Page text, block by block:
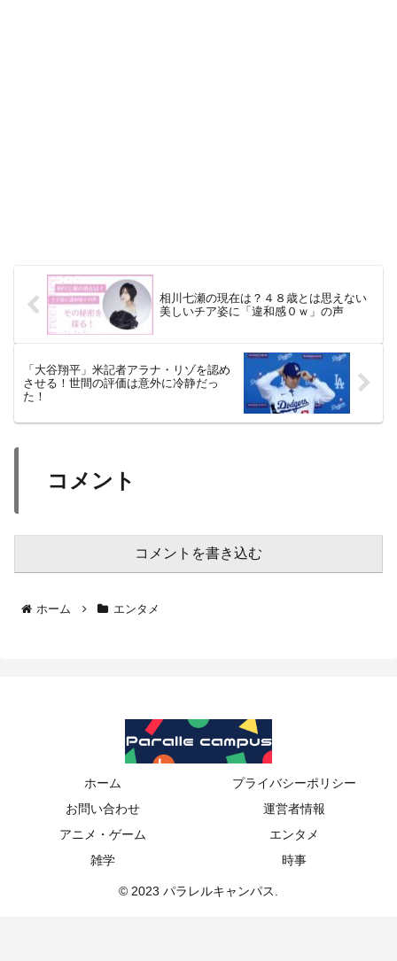
相川七瀬の現在は？４８歳とは思えない
美しいチア姿に「違和感０ｗ」の声
「大谷翔平」米記者アラナ・リゾを認め
させる！世間の評価は意外に冷静だっ
た！
コメント
コメントを書き込む
ホーム エンタメ
ホーム
プライバシーポリシー
お問い合わせ
運営者情報
アニメ・ゲーム
エンタメ
雑学
時事
© 2023 パラレルキャンパス.